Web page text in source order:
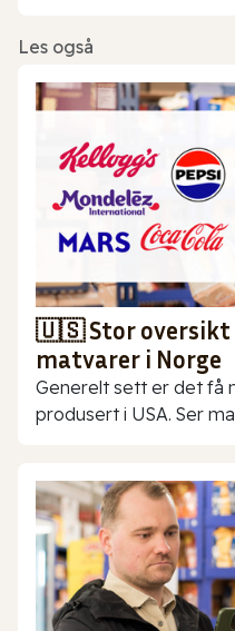
Les også
🇺🇸 Stor oversikt
matvarer i Norge
Generelt sett er det få
produsert i USA. Ser